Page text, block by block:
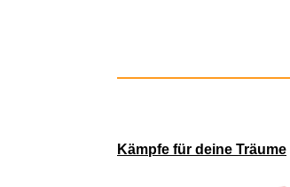
Kämpfe für deine Träume